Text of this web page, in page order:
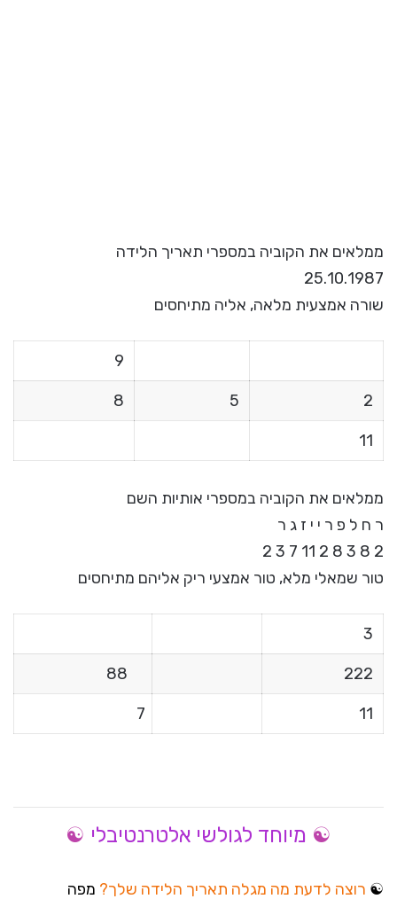
ממלאים את הקוביה במספרי תאריך הלידה
25.10.1987
שורה אמצעית מלאה, אליה מתיחסים
ממלאים את הקוביה במספרי אותיות השם
ר ח ל פ ר י י ז ג ר
2 8 3 8 2 11 7 3 2
טור שמאלי מלא, טור אמצעי ריק אליהם מתיחסים
7
☯ מיוחד לגולשי אלטרנטיבלי ☯
☯ רוצה לדעת מה מגלה תאריך הלידה שלך? מפה